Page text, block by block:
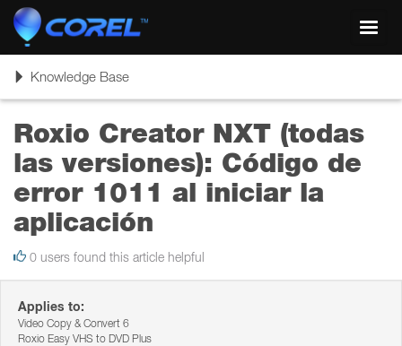
ToggleKnowledge Base
Roxio Creator NXT (todas
las versiones): Código de
error 1011 al iniciar la
aplicación
0 users found this article helpful
Applies to:
Video Copy & Convert 6
Roxio Easy VHS to DVD Plus